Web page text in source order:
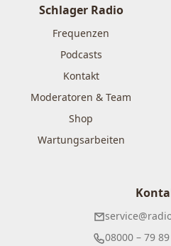
Schlager Radio
Frequenzen
Podcasts
Kontakt
Moderatoren & Team
Shop
Wartungsarbeiten
08000 – 79